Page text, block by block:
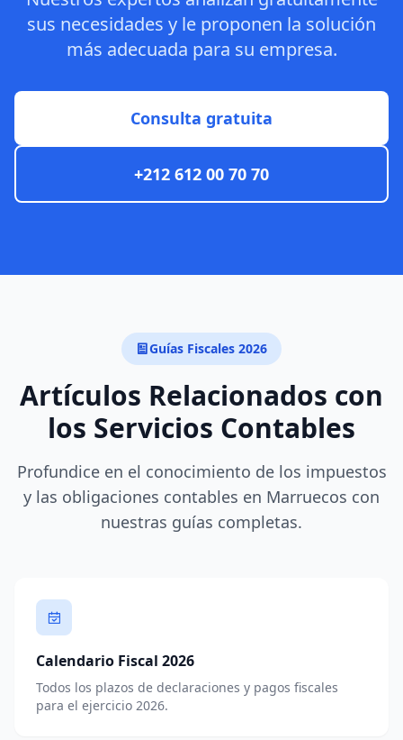
sus necesidades y le proponen la solución
más adecuada para su empresa.
Consulta gratuita
+212 612 00 70 70
Guías Fiscales 2026
Artículos Relacionados con
los Servicios Contables
Profundice en el conocimiento de los impuestos
y las obligaciones contables en Marruecos con
nuestras guías completas.
Calendario Fiscal 2026
Todos los plazos de declaraciones y pagos fiscales
para el ejercicio 2026.